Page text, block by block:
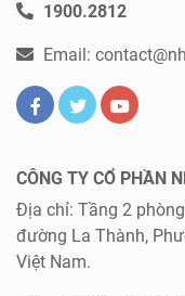
1900.2812
Email:
CÔNG TY CỔ PHẦN
Địa chỉ: Tầng 2
đường La Thành,
Việt Nam.